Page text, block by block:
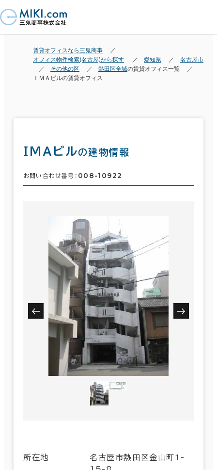
賃貸オフィスなら三鬼商事
オフィス物件検索(名古屋)から探す
愛知県
名古屋市
その他の区
熱田区全域の賃貸オフィス一覧
ＩＭＡビルの賃貸オフィス
ＩＭＡビルの建物情報
お問い合わせ番号： 008-10922
所在地
名古屋市熱田区金山町1-